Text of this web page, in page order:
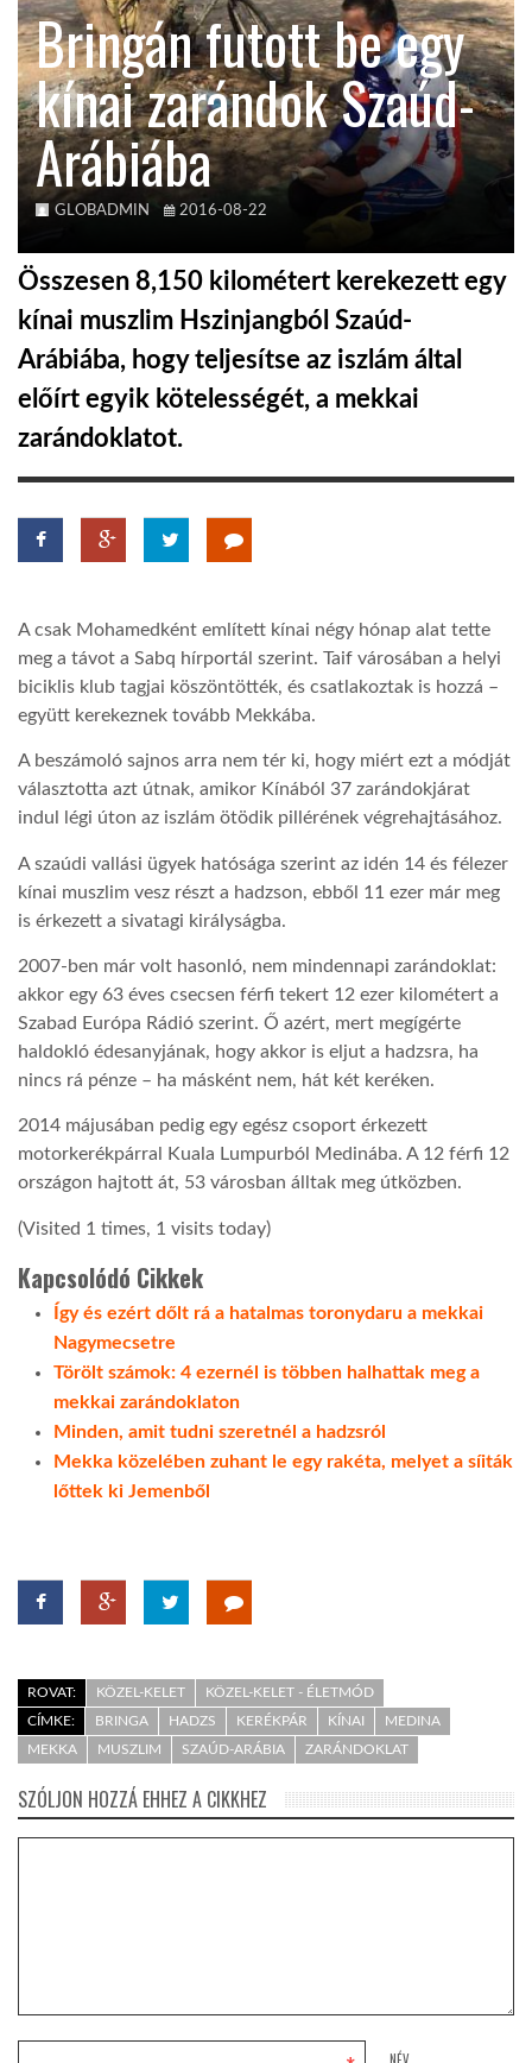
GLOBOTV
AFRIKA TUDÁSTÁR
A NAP SZÉPE
LINKTR.EE
GLOBOZSARU
DOBRAVERO.HU
LATIMO.HU
Bringán futott be egy
kínai zarándok Szaúd-
Arábiába
GLOBADMIN 2016-08-22
Összesen 8,150 kilométert kerekezett egy
kínai muszlim Hszinjangból Szaúd-
Arábiába, hogy teljesítse az iszlám által
előírt egyik kötelességét, a mekkai
zarándoklatot.
A csak Mohamedként említett kínai négy hónap alat tette
meg a távot a Sabq hírportál szerint. Taif városában a helyi
biciklis klub tagjai köszöntötték, és csatlakoztak is hozzá –
együtt kerekeznek tovább Mekkába.
A beszámoló sajnos arra nem tér ki, hogy miért ezt a módját
választotta azt útnak, amikor Kínából 37 zarándokjárat
indul légi úton az iszlám ötödik pillérének végrehajtásához.
A szaúdi vallási ügyek hatósága szerint az idén 14 és félezer
kínai muszlim vesz részt a hadzson, ebből 11 ezer már meg
is érkezett a sivatagi királyságba.
2007-ben már volt hasonló, nem mindennapi zarándoklat:
akkor egy 63 éves csecsen férfi tekert 12 ezer kilométert a
Szabad Európa Rádió szerint. Ő azért, mert megígérte
haldokló édesanyjának, hogy akkor is eljut a hadzsra, ha
nincs rá pénze – ha másként nem, hát két keréken.
2014 májusában pedig egy egész csoport érkezett
motorkerékpárral Kuala Lumpurból Medinába. A 12 férfi 12
országon hajtott át, 53 városban álltak meg útközben.
(Visited 1 times, 1 visits today)
Kapcsolódó Cikkek
Így és ezért dőlt rá a hatalmas toronydaru a mekkai
Nagymecsetre
Törölt számok: 4 ezernél is többen halhattak meg a
mekkai zarándoklaton
Minden, amit tudni szeretnél a hadzsról
Mekka közelében zuhant le egy rakéta, melyet a síiták
lőttek ki Jemenből
ROVAT: KÖZEL-KELET
KÖZEL-KELET - ÉLETMÓD
CÍMKE:
BRINGA HADZS KERÉKPÁR KÍNAI
MEDINA
MEKKA
MUSZLIM SZAÚD-ARÁBIA ZARÁNDOKLAT
SZÓLJON HOZZÁ EHHEZ A CIKKHEZ
NÉV